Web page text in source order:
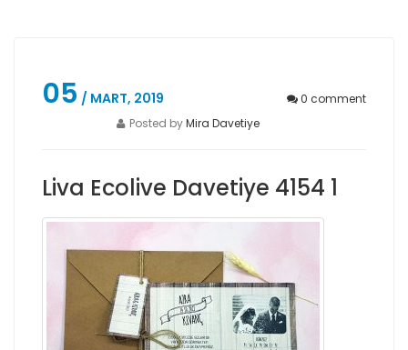
05 / MART, 2019 0 comment
Posted byMira Davetiye
Liva Ecolive Davetiye 4154 1